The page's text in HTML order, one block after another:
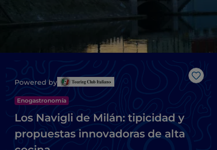
Me
Powered by
Enogastronomía
Los Navigli de Milán: tipicidad y
propuestas innovadoras de alta